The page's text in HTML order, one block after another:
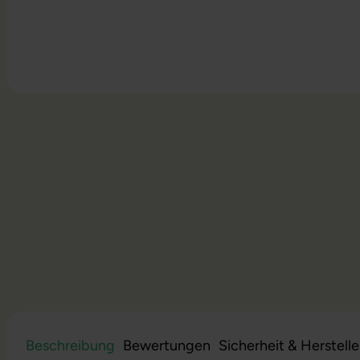
Beschreibung Bewertungen Sicherheit &